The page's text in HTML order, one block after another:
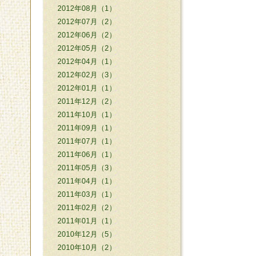
2012年08月（1）
2012年07月（2）
2012年06月（2）
2012年05月（2）
2012年04月（1）
2012年02月（3）
2012年01月（1）
2011年12月（2）
2011年10月（1）
2011年09月（1）
2011年07月（1）
2011年06月（1）
2011年05月（3）
2011年04月（1）
2011年03月（1）
2011年02月（2）
2011年01月（1）
2010年12月（5）
2010年10月（2）